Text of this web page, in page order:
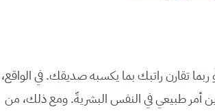
تقارن راتبك بما يكسبه صديقك. في الواقع،
أمر طبيعي في النفس البشريةّ. ومع ذلك، من